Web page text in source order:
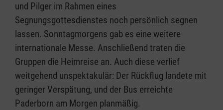
und Pilger im Rahmen eines
Segnungsgottesdienstes noch persönlich segnen
lassen. Sonntagmorgens gab es eine weitere
internationale Messe. Anschließend traten die
Gruppen die Heimreise an. Auch diese verlief
weitgehend unspektakulär: Der Rückflug landete mit
geringer Verspätung, und der Bus erreichte
Paderborn am Morgen planmäßig.